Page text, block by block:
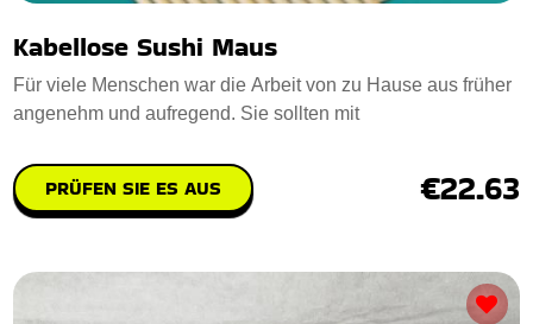
Kabellose Sushi Maus
Für viele Menschen war die Arbeit von zu Hause aus früher
angenehm und aufregend. Sie sollten mit
PRÜFEN SIE ES AUS €22.63